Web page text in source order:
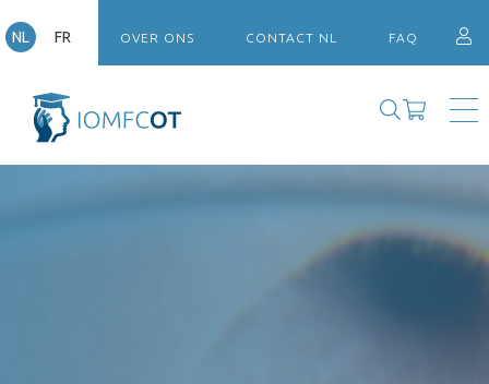
NL FR OVER ONS CONTACT NL FAQ